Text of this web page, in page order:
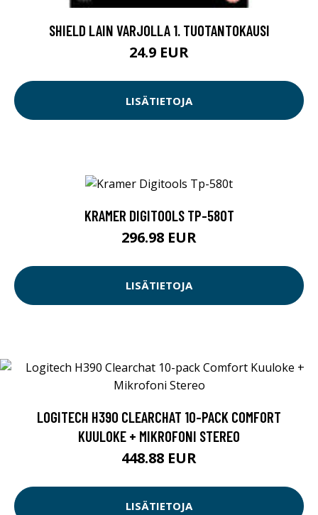
SHIELD LAIN VARJOLLA 1. TUOTANTOKAUSI
24.9 EUR
LISÄTIETOJA
KRAMER DIGITOOLS TP-580T
296.98 EUR
LISÄTIETOJA
LOGITECH H390 CLEARCHAT 10-PACK COMFORT
KUULOKE + MIKROFONI STEREO
448.88 EUR
LISÄTIETOJA